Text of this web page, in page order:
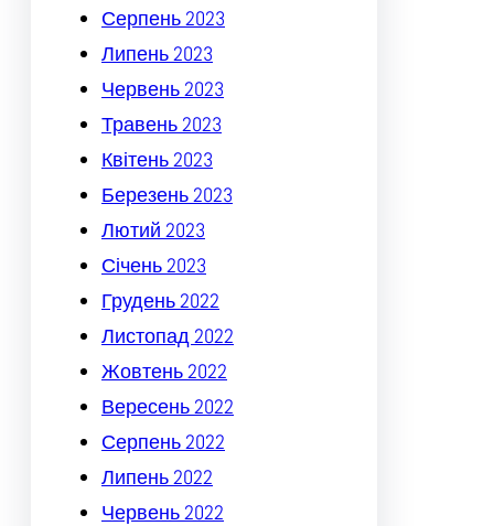
Серпень 2023
Липень 2023
Червень 2023
Травень 2023
Квітень 2023
Березень 2023
Лютий 2023
Січень 2023
Грудень 2022
Листопад 2022
Жовтень 2022
Вересень 2022
Серпень 2022
Липень 2022
Червень 2022